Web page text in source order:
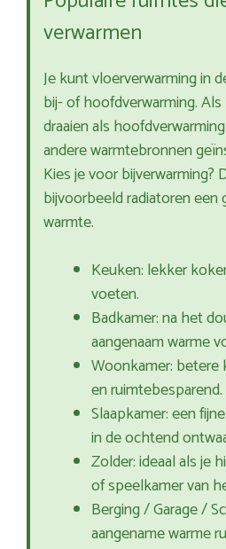
verwarmen
Je kunt vloerverwarming in
bij- of hoofdverwarming.
draaien als
andere warmtebronnen
Kies je voor bijverwarming?
bijvoorbeeld radiatoren een
warmte.
Keuken: lekker
voeten.
Badkamer: na het
aangenaam warme
Woonkamer:
en ruimtebesparend.
Slaapkamer: een
in de ochtend
Zolder: ideaal als je
of speelkamer van
Berging / Garage /
aangename warme